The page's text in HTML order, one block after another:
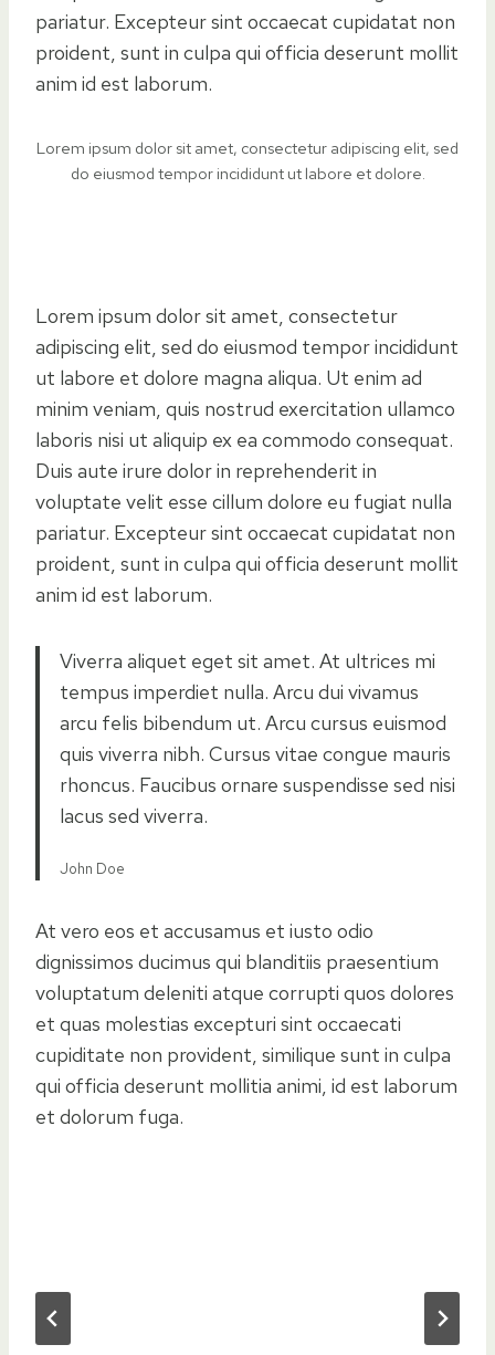
pariatur. Excepteur sint occaecat cupidatat non
proident, sunt in culpa qui officia deserunt mollit
anim id est laborum.
Lorem ipsum dolor sit amet, consectetur adipiscing elit, sed
do eiusmod tempor incididunt ut labore et dolore.
Lorem ipsum dolor sit amet, consectetur
adipiscing elit, sed do eiusmod tempor incididunt
ut labore et dolore magna aliqua. Ut enim ad
minim veniam, quis nostrud exercitation ullamco
laboris nisi ut aliquip ex ea commodo consequat.
Duis aute irure dolor in reprehenderit in
voluptate velit esse cillum dolore eu fugiat nulla
pariatur. Excepteur sint occaecat cupidatat non
proident, sunt in culpa qui officia deserunt mollit
anim id est laborum.
Viverra aliquet eget sit amet. At ultrices mi
tempus imperdiet nulla. Arcu dui vivamus
arcu felis bibendum ut. Arcu cursus euismod
quis viverra nibh. Cursus vitae congue mauris
rhoncus. Faucibus ornare suspendisse sed nisi
lacus sed viverra.
John Doe
At vero eos et accusamus et iusto odio
dignissimos ducimus qui blanditiis praesentium
voluptatum deleniti atque corrupti quos dolores
et quas molestias excepturi sint occaecati
cupiditate non provident, similique sunt in culpa
qui officia deserunt mollitia animi, id est laborum
et dolorum fuga.